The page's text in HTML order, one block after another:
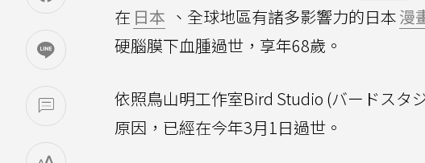
在 日本 、全球地區有諸多影響力的日本漫
硬腦膜下血腫過世，享年68歲。
依照鳥山明工作室Bird Studio (バードスタ
原因，已經在今年3月1日過世。